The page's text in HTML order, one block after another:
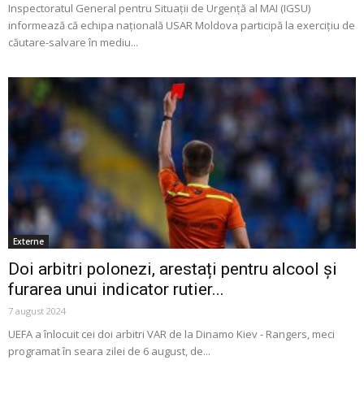
Inspectoratul General pentru Situații de Urgență al MAI (IGSU)
informează că echipa națională USAR Moldova participă la exercițiu de
căutare-salvare în mediu...
Externe
Doi arbitri polonezi, arestați pentru alcool și
furarea unui indicator rutier...
7 august 2024
UEFA a înlocuit cei doi arbitri VAR de la Dinamo Kiev - Rangers, meci
programat în seara zilei de 6 august, de...